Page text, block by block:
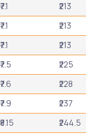
₹7.1 ₹213
₹7.1 ₹213
₹7.1 ₹213
₹7.5 ₹225
₹7.6 ₹228
₹7.9 ₹237
₹8.15 ₹244.5